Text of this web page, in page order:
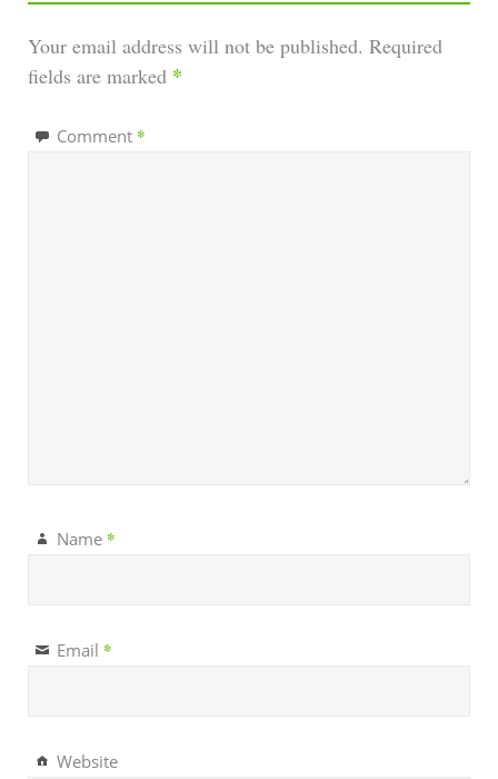
Your email address will not be published. Required
fields are marked *
Comment *
Name *
Email *
Website